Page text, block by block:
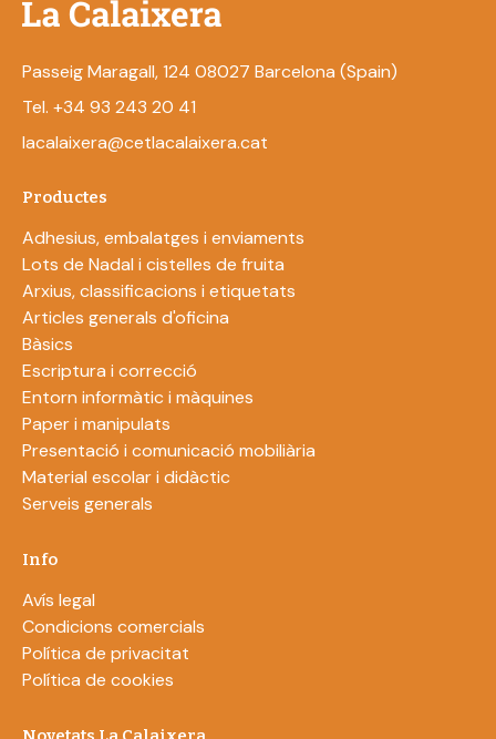
Passeig Maragall, 124 08027 Barcelona (Spain)
Tel. +34 93 243 20 41
lacalaixera@cetlacalaixera.cat
Productes
Adhesius, embalatges i enviaments
Lots de Nadal i cistelles de fruita
Arxius, classificacions i etiquetats
Articles generals d'oficina
Bàsics
Escriptura i correcció
Entorn informàtic i màquines
Paper i manipulats
Presentació i comunicació mobiliària
Material escolar i didàctic
Serveis generals
Info
Avís legal
Condicions comercials
Política de privacitat
Política de cookies